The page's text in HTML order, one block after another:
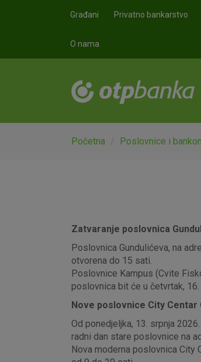
Građani Privatno bankarstvo
O nama
Početna Poslovnice i
Zatvaranje poslovnica
Poslovnica Gundulićeva, na
otvorena do 15 sati.
Poslovnice Kampus (Cvite
poslovnica bit će u četvrtak,
Nove poslovnice City Centar
Od ponedjeljka, 13. srpnja
radni dan stare poslovnice na
Nova moderna poslovnica City